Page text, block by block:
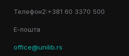
Телефон2:+381 60 3370 500
Е-пошта
office@unilib.rs